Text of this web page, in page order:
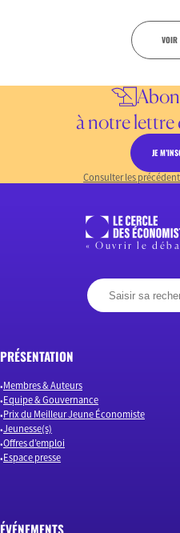
VOIR
à notre lettre
JE
Consulter les
« Ouvrir le
PRÉSENTATION
Membres & Auteurs
Equipe & Gouvernance
Prix du Meilleur Jeune Économiste
Jeunesse(s)
Offres d’emploi
Espace presse
ÉVÉNEMENTS